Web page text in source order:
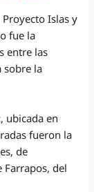
Islas y
fue la
entre las
sobre la
ubicada en
fueron la
de
Farrapos, del